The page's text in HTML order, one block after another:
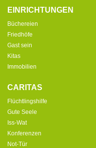
EINRICHTUNGEN
Büchereien
Friedhöfe
Gast sein
Kitas
Immobilien
CARITAS
Flüchtlingshilfe
Gute Seele
Iss-Wat
Konferenzen
Not-Tür